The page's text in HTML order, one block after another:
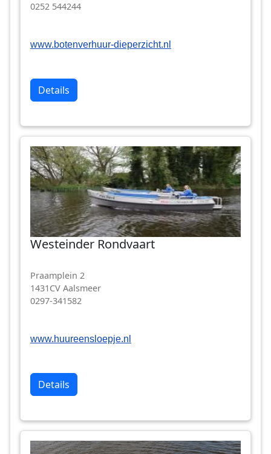
0252 544244
www.botenverhuur-dieperzicht.nl
Details
Westeinder Rondvaart
Praamplein 2
1431CV Aalsmeer
0297-341582
www.huureensloepje.nl
Details